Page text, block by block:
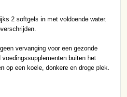
2 softgels in met voldoende water.
vervanging voor een gezonde
buiten het
op een koele, donkere en droge plek.